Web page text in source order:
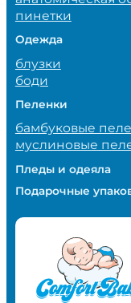
пинетки
Одежда
блузки
боди
Пеленки
бамбуковые
муслиновые
Пледы и одеяла
Подарочные